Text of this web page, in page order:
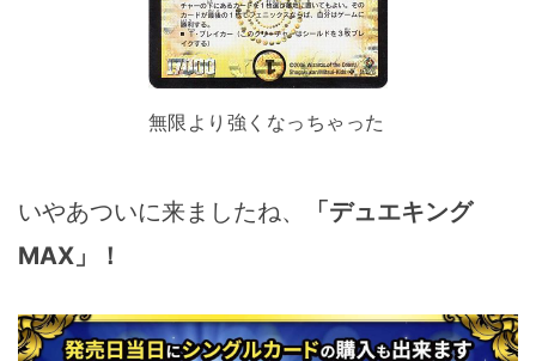
無限より強くなっちゃった
いやあついに来ましたね、
「デュエキング
MAX」！